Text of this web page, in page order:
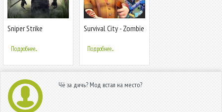
Sniper Strike
Подробнее...
Survival City - Zombie
Defend
Подробнее...
Чё за дичь? Мод встал на место?